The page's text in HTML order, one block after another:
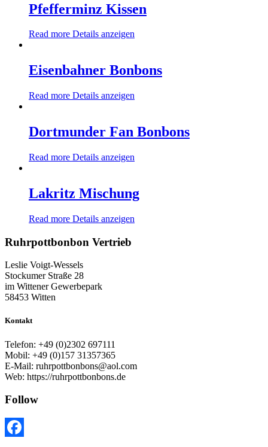
Pfefferminz Kissen
Read more Details anzeigen
Eisenbahner Bonbons
Read more Details anzeigen
Dortmunder Fan Bonbons
Read more Details anzeigen
Lakritz Mischung
Read more Details anzeigen
Ruhrpottbonbon Vertrieb
Leslie Voigt-Wessels
Stockumer Straße 28
im Wittener Gewerbepark
58453 Witten
Kontakt
Telefon: +49 (0)2302 697111
Mobil: +49 (0)157 31357365
E-Mail: ruhrpottbonbons@aol.com
Web: https://ruhrpottbonbons.de
Follow